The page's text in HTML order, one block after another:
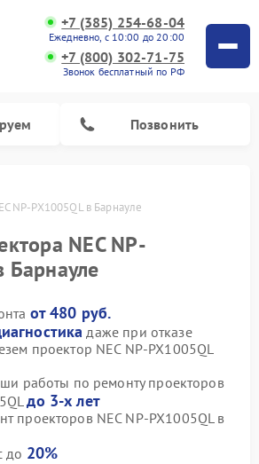
+7 (385) 254-68-04
Ежедневно, с 10:00 до 20:00
+7 (800) 302-71-75
Звонок бесплатный по РФ
Позвонить
NP-PX1005QL в Барнауле
NEC NP-
Барнауле
от 480 руб.
даже при отказе
проектор NEC NP-PX1005QL
работы по ремонту проекторов
до 3-х лет
проекторов NEC NP-PX1005QL в
до 20%